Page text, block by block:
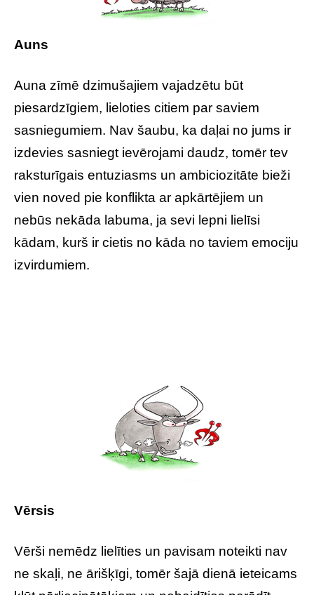
Auns
Auna zīmē dzimušajiem vajadzētu būt
piesardzīgiem, lieloties citiem par saviem
sasniegumiem. Nav šaubu, ka daļai no jums ir
izdevies sasniegt ievērojami daudz, tomēr tev
raksturīgais entuziasms un ambiciozitāte bieži
vien noved pie konflikta ar apkārtējiem un
nebūs nekāda labuma, ja sevi lepni lielīsi
kādam, kurš ir cietis no kāda no taviem emociju
izvirdumiem.
Vērsis
Vērši nemēdz lielīties un pavisam noteikti nav
ne skaļi, ne ārišķīgi, tomēr šajā dienā ieteicams